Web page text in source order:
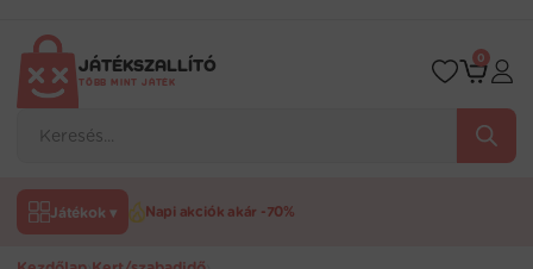
tartalomraJÁTÉKSZALLÍTÓ
TÖBB MINT JÁTÉK
search
0
Játékok ▾ Napi akciók akár -70%